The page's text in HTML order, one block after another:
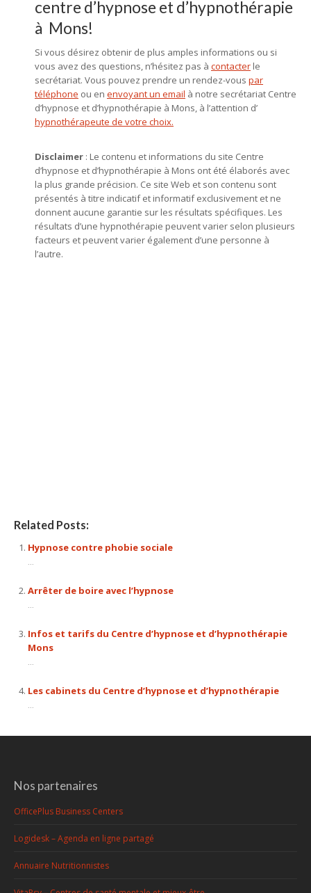
centre d’hypnose et d’hypnothérapie
à Mons!
Si vous désirez obtenir de plus amples informations ou si
vous avez des questions, n’hésitez pas à contacter le
secrétariat. Vous pouvez prendre un rendez-vous par
téléphone ou en envoyant un email à notre secrétariat Centre
d’hypnose et d’hypnothérapie à Mons, à l’attention d’
hypnothérapeute de votre choix.
Disclaimer : Le contenu et informations du site Centre
d’hypnose et d’hypnothérapie à Mons ont été élaborés avec
la plus grande précision. Ce site Web et son contenu sont
présentés à titre indicatif et informatif exclusivement et ne
donnent aucune garantie sur les résultats spécifiques. Les
résultats d’une hypnothérapie peuvent varier selon plusieurs
facteurs et peuvent varier également d’une personne à
l’autre.
Related Posts:
Hypnose contre phobie sociale
...
Arrêter de boire avec l’hypnose
...
Infos et tarifs du Centre d’hypnose et d’hypnothérapie
Mons
...
Les cabinets du Centre d’hypnose et d’hypnothérapie
...
Nos partenaires
OfficePlus Business Centers
Logidesk – Agenda en ligne partagé
Annuaire Nutritionnistes